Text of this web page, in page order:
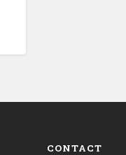
CONTACT